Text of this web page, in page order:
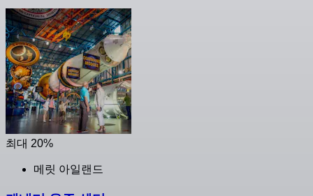
최대 20%
메릿 아일랜드